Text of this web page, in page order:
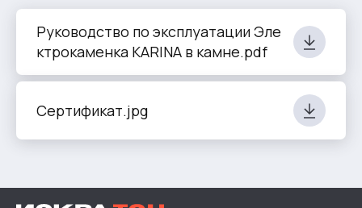
Руководство по эксплуатации Эле
ктрокаменка KARINA в камне.pdf
Сертификат.jpg